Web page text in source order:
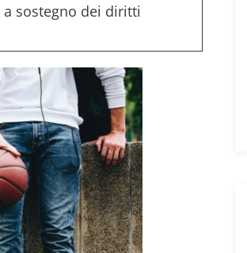
a sostegno dei diritti